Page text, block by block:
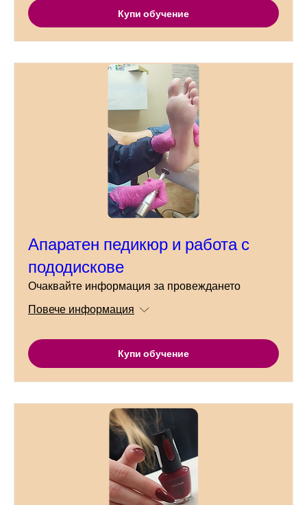
Купи обучение
Апаратен педикюр и работа с
пододискове
Очаквайте информация за провеждането
Повече информация
Купи обучение